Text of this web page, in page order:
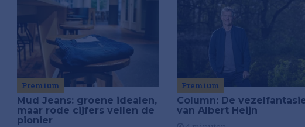
Premium
Mud Jeans: groene idealen,
maar rode cijfers vellen de
pionier
Premium
Column: De
van Albert Heijn